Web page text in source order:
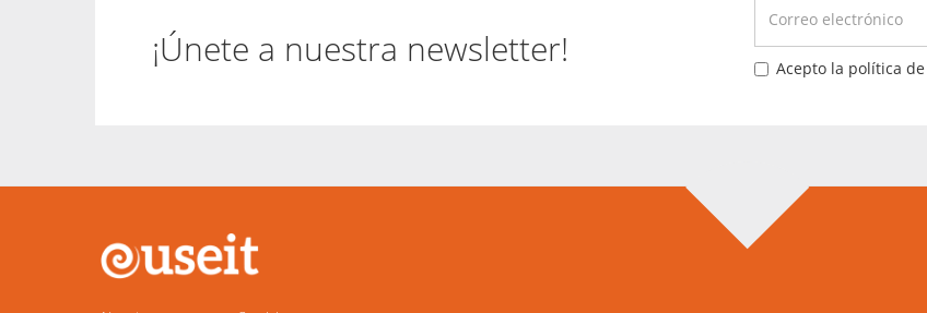
¡Únete a nuestra newsletter! Acepto la política
Main
navigation